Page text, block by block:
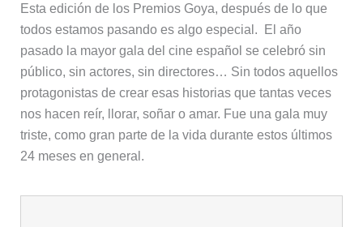
Esta edición de los Premios Goya, después de lo que
todos estamos pasando es algo especial. El año
pasado la mayor gala del cine español se celebró sin
público, sin actores, sin directores… Sin todos aquellos
protagonistas de crear esas historias que tantas veces
nos hacen reír, llorar, soñar o amar. Fue una gala muy
triste, como gran parte de la vida durante estos últimos
24 meses en general.